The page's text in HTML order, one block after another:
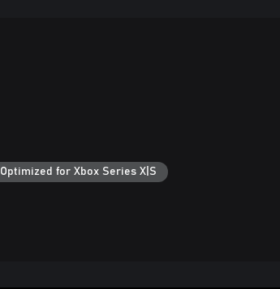
Optimized for Xbox Series X|S